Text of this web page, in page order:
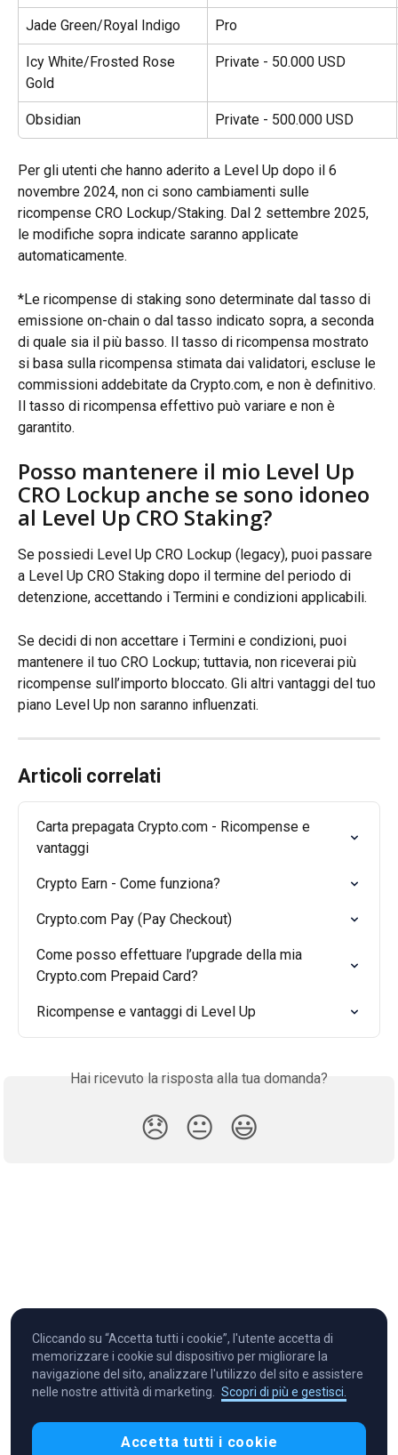
Jade Green/Royal Indigo Pro
Icy White/Frosted Rose
Gold
Private - 50.000 USD
Obsidian Private - 500.000 USD
Per gli utenti che hanno aderito a Level Up dopo il 6
novembre 2024, non ci sono cambiamenti sulle
ricompense CRO Lockup/Staking. Dal 2 settembre 2025,
le modifiche sopra indicate saranno applicate
automaticamente.
*Le ricompense di staking sono determinate dal tasso di
emissione on-chain o dal tasso indicato sopra, a seconda
di quale sia il più basso. Il tasso di ricompensa mostrato
si basa sulla ricompensa stimata dai validatori, escluse le
commissioni addebitate da Crypto.com, e non è definitivo.
Il tasso di ricompensa effettivo può variare e non è
garantito.
Posso mantenere il mio Level Up
CRO Lockup anche se sono idoneo
al Level Up CRO Staking?
Se possiedi Level Up CRO Lockup (legacy), puoi passare
a Level Up CRO Staking dopo il termine del periodo di
detenzione, accettando i Termini e condizioni applicabili.
Se decidi di non accettare i Termini e condizioni, puoi
mantenere il tuo CRO Lockup; tuttavia, non riceverai più
ricompense sull’importo bloccato. Gli altri vantaggi del tuo
piano Level Up non saranno influenzati.
Articoli correlati
Carta prepagata Crypto.com - Ricompense e
vantaggi
Crypto Earn - Come funziona?
Crypto.com Pay (Pay Checkout)
Come posso effettuare l’upgrade della mia
Crypto.com Prepaid Card?
Ricompense e vantaggi di Level Up
Hai ricevuto la risposta alla tua domanda?
😞 😐 😃
Cryptocurrency in Every Wallet™
Cliccando su “Accetta tutti i cookie”, l'utente accetta di
memorizzare i cookie sul dispositivo per migliorare la
navigazione del sito, analizzare l'utilizzo del sito e assistere
nelle nostre attività di marketing. Scopri di più e gestisci.
Accetta tutti i cookie